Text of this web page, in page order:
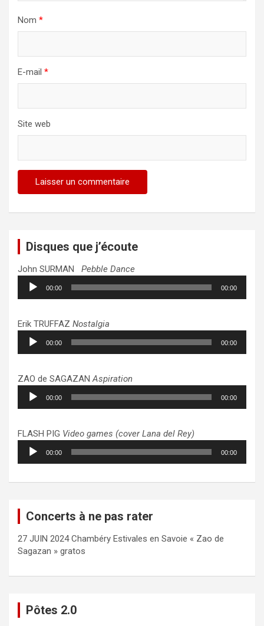
Nom *
E-mail *
Site web
Disques que j’écoute
John SURMAN Pebble Dance
Lecteur
audio
00:00 00:00
Erik TRUFFAZ Nostalgia
Lecteur
audio
00:00 00:00
ZAO de SAGAZANAspiration
Lecteur
audio
00:00 00:00
FLASH PIG Video games (cover Lana del Rey)
Lecteur
audio
00:00 00:00
Concerts à ne pas rater
27 JUIN 2024 Chambéry Estivales en Savoie « Zao de
Sagazan » gratos
Pôtes 2.0